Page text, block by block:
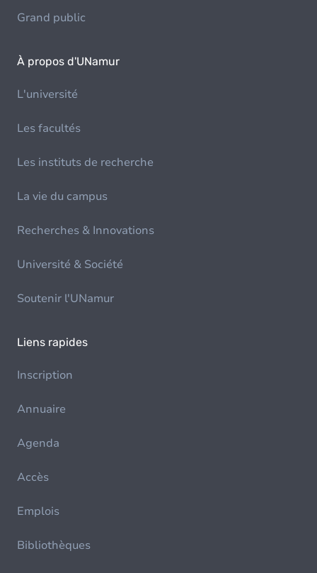
Grand public
À propos d'UNamur
L'université
Les facultés
Les instituts de recherche
La vie du campus
Recherches & Innovations
Université & Société
Soutenir l'UNamur
Liens rapides
Inscription
Annuaire
Agenda
Accès
Emplois
Bibliothèques